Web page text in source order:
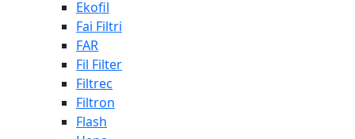
Ekofil
Fai Filtri
FAR
Fil Filter
Filtrec
Filtron
Flash